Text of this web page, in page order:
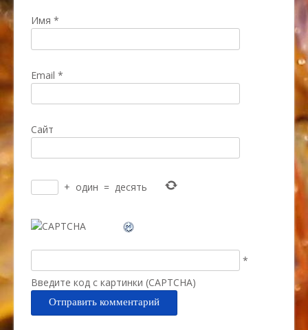
Имя *
Email *
Сайт
+ один = десять
Введите код с картинки (CAPTCHA)
*